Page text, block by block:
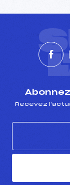
Recevez